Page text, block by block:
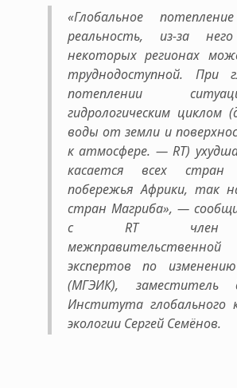
«Глобальное
реальность, из-за
некоторых регионах
труднодоступной. При
потеплении
гидрологическим циклом
воды от земли и
к атмосфере. — RT)
касается всех стран
побережья Африки, так
стран Магриба», —
с RT член
экспертов по
(МГЭИК), заместитель
Института глобального
экологии Сергей Семёнов.